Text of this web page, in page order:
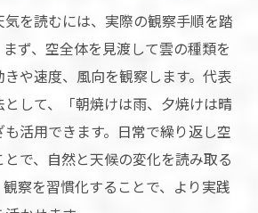
を読むには、実際の観察手順を踏
ず、空全体を見渡して雲の種類を
や速度、風向を観察します。代表
して、「朝焼けは雨、夕焼けは晴
活用できます。日常で繰り返し空
で、自然と天候の変化を読み取る
察を習慣化することで、より実践